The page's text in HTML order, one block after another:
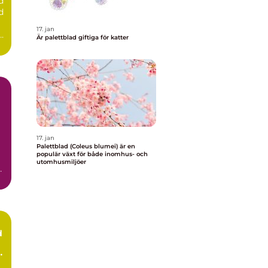
17. jan
Är palettblad giftiga för katter
17. jan
Palettblad (Coleus blumei) är en
populär växt för både inomhus- och
utomhusmiljöer